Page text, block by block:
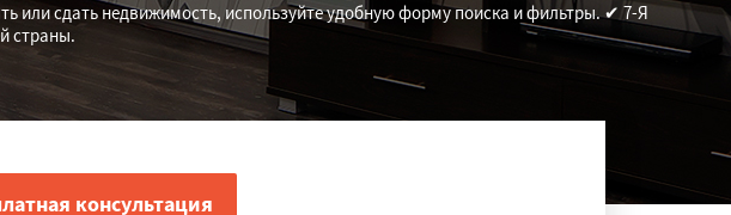
или сдать недвижимость, используйте удобную форму поиска и фильтры. ✔ 7-Я
страны.